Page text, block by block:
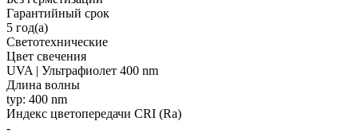
Гарантийный срок
5 год(а)
Светотехнические
Цвет свечения
UVA | Ультрафиолет 400 nm
Длина волны
typ: 400 nm
Индекс цветопередачи CRI (Ra)
-